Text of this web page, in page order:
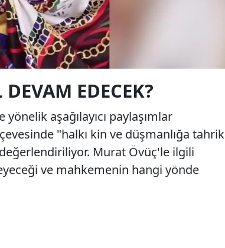
EDECEK?
aşağılayıcı paylaşımlar
"halkı kin ve düşmanlığa tahrik
Murat Övüç'le ilgili
ve mahkemenin hangi yönde